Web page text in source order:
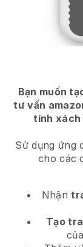
Bạn muốn
tư vấn
tính xách
Sử dụng ứng
cho các
Nhận
Tạo